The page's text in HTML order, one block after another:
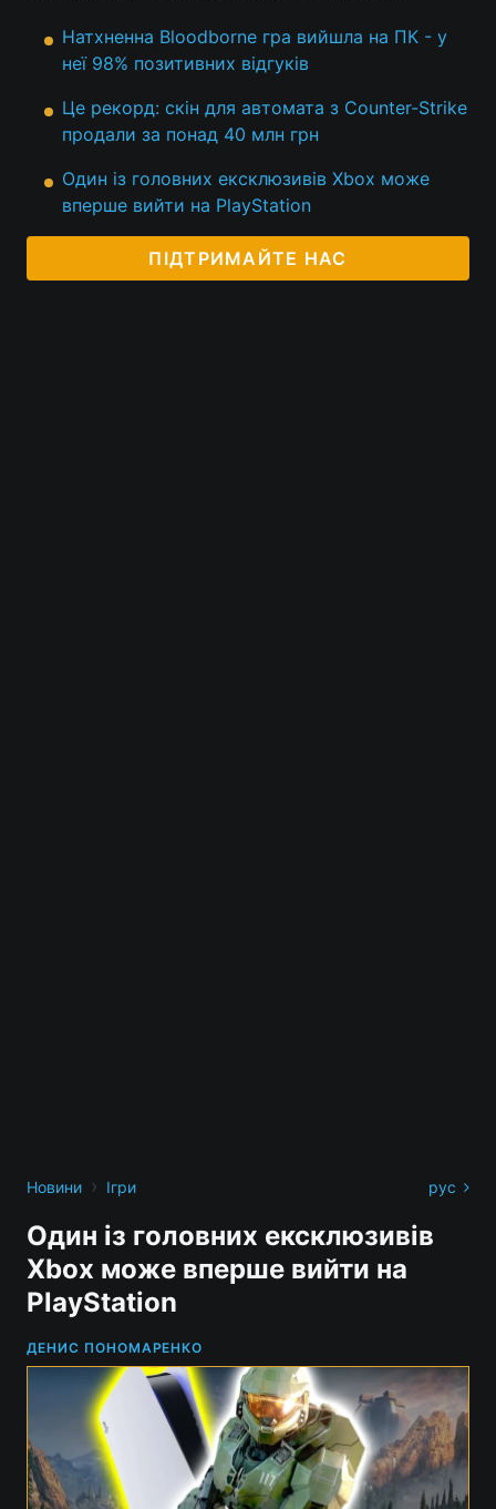
Натхненна Bloodborne гра вийшла на ПК - у
неї 98% позитивних відгуків
Це рекорд: скін для автомата з Counter-Strike
продали за понад 40 млн грн
Один із головних ексклюзивів Xbox може
вперше вийти на PlayStation
ПІДТРИМАЙТЕ НАС
Новини › Ігри рус
Один із головних ексклюзивів
Xbox може вперше вийти на
PlayStation
ДЕНИС ПОНОМАРЕНКО